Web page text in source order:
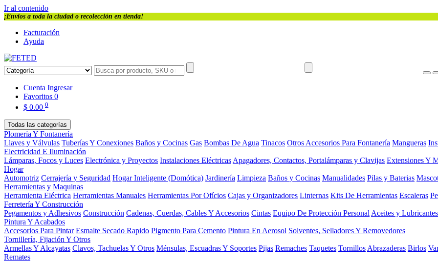
Ir al contenido
¡Envios a toda la ciudad o recolección en tienda!
Facturación
Ayuda
Cuenta Ingresar
Favoritos 0
$ 0.00 0
Todas las categorías
Plomería Y Fontanería
Llaves y Válvulas Tuberías Y Conexiones Baños y Cocinas Gas Bombas De Agua Tinacos Otros Accesorios Para Fontanería Mangueras
Electricidad E Iluminación
Lámparas, Focos y Luces Electrónica y Proyectos Instalaciones Eléctricas Apagadores, Contactos, Portalámparas y Clavijas Extensiones Y
Hogar
Automotriz Cerrajería y Seguridad Hogar Inteligente (Domótica) Jardinería Limpieza Baños y Cocinas Manualidades Pilas y Baterias
Herramientas y Maquinas
Herramienta Eléctrica Herramientas Manuales Herramientas Por Ofícios Cajas y Organizadores Linternas Kits De Herramientas Escaleras
Ferretería Y Construcción
Pegamentos y Adhesivos Construcción Cadenas, Cuerdas, Cables Y Accesorios Cintas Equipo De Protección Personal Aceites y Lubricantes
Pintura Y Acabados
Accesorios Para Pintar Esmalte Secado Rapido Pigmento Para Cemento Pintura En Aerosol Solventes, Selladores Y Removedores
Tornillería, Fijación Y Otros
Armellas Y Alcayatas Clavos, Tachuelas Y Otros Ménsulas, Escuadras Y Soportes Pijas Remaches Taquetes Tornillos Abrazaderas Birlos
Remates